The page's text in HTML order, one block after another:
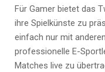
Für Gamer bietet das
ihre Spielkünste zu
einfach nur mit
professionelle E-
Matches live zu